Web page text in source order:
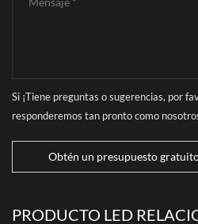
Si ¡Tiene preguntas o sugerencias, por
responderemos tan pronto como
Obtén un presupuesto
PRODUCTO LED